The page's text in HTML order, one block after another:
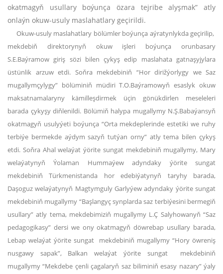
okatmagyň usullary boýunça özara tejribe alyşmak” atly
onlaýn okuw-usuly maslahatlary geçirildi.
Okuw-usuly maslahatlary bölümler boýunça aýratynlykda geçirilip,
mekdebiň direktorynyň okuw işleri boýunça orunbasary
S.E.Baýramow giriş sözi bilen çykyş edip maslahata gatnaşyjylara
üstünlik arzuw etdi. Soňra mekdebiniň “Hor dirižýorlygy we Saz
mugallymçylygy” bölüminiň müdiri T.O.Baýramowyň esaslyk okuw
maksatnamalaryny kämilleşdirmek üçin gönükdirlen meseleleri
barada çykyşy diňlenildi. Bölümiň halypa mugallymy N.Ş.Babaýansyň
okatmagyň usulyýeti boýunça “Orta mekdeplerinde estetiki we ruhy
terbiýe bermekde aýdym sazyň tutýan orny” atly tema bilen çykyş
etdi. Soňra Ahal welaýat ýörite sungat mekdebiniň mugallymy, Mary
welaýatynyň Ýolaman Hummaýew adyndaky ýörite sungat
mekdebiniň Türkmenistanda hor edebiýatynyň taryhy barada,
Daşoguz welaýatynyň Magtymguly Garlyýew adyndaky ýörite sungat
mekdebiniň mugallymy “Başlangyç synplarda saz terbiýesini bermegiň
usullary” atly tema, mekdebimiziň mugallymy L.Ç Salyhowanyň “Saz
pedagogikasy” dersi we ony okatmagyň döwrebap usullary barada,
Lebap welaýat ýörite sungat mekdebiniň mugallymy “Hory öwreniş
nusgawy sapak”, Balkan welaýat ýörite sungat mekdebiniň
mugallymy “Mekdebe çenli çagalaryň saz biliminiň esasy nazary” ýaly